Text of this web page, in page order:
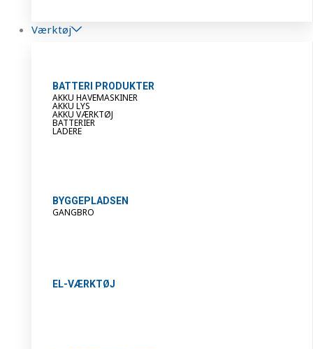
Værktøj
BATTERI PRODUKTER
AKKU HAVEMASKINER
AKKU LYS
AKKU VÆRKTØJ
BATTERIER
LADERE
BYGGEPLADSEN
GANGBRO
EL-VÆRKTØJ